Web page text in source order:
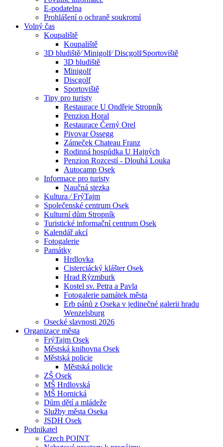
E-podatelna
Prohlášení o ochraně soukromí
Volný čas
Koupaliště
Koupaliště
3D bludiště⁄ Minigolf⁄ Discgolf⁄Sportoviště
3D bludiště
Minigolf
Discgolf
Sportoviště
Tipy pro turisty
Restaurace U Ondřeje Stropník
Penzion Horal
Restaurace Černý Orel
Pivovar Ossegg
Zámeček Chateau Franz
Rodinná hospůdka U Hajných
Penzion Rozcestí - Dlouhá Louka
Autocamp Osek
Informace pro turisty
Naučná stezka
Kultura ⁄ FrýTajm
Společenské centrum Osek
Kulturní dům Stropník
Turistické informační centrum Osek
Kalendář akcí
Fotogalerie
Památky
Hrdlovka
Cisterciácký klášter Osek
Hrad Rýzmburk
Kostel sv. Petra a Pavla
Fotogalerie památek města
Erb pánů z Oseka v jedinečné galerii hradu
Wenzelsburg
Osecké slavnosti 2026
Organizace města
FrýTajm Osek
Městská knihovna Osek
Městská policie
Městská policie
ZŠ Osek
MŠ Hrdlovská
MŠ Hornická
Dům dětí a mládeže
Služby města Oseka
JSDH Osek
Podnikatel
Czech POINT